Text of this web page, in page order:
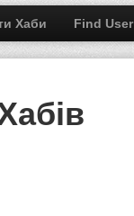
Хаби Find User